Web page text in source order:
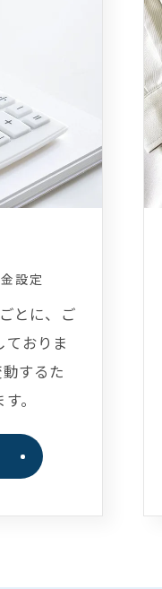
設定
とに、ご
ておりま
するた
。